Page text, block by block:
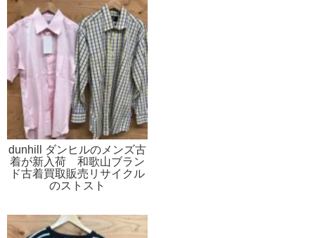
dunhill ダンヒルのメンズ古
着が新入荷 和歌山ブラン
ド古着買取販売リサイクル
のストスト